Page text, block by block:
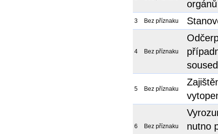
3 Bez příznaku
4 Bez příznaku
5 Bez příznaku
6 Bez příznaku
nutno